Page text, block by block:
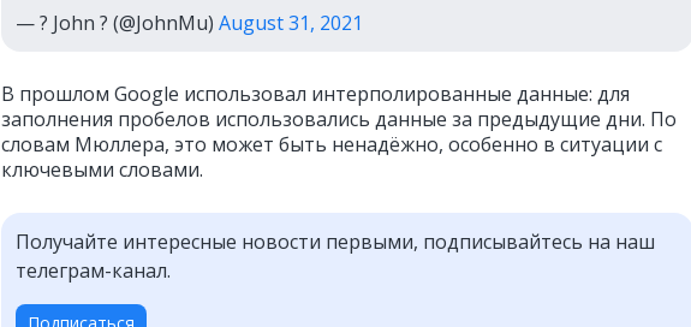
— ? John ? (@JohnMu) August 31, 2021
В прошлом Google использовал интерполированные данные: для
заполнения пробелов использовались данные за предыдущие дни. По
словам Мюллера, это может быть ненадёжно, особенно в ситуации с
ключевыми словами.
Получайте интересные новости первыми, подписывайтесь на наш
телеграм-канал.